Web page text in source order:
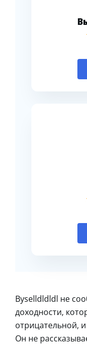
Byselldldldl не
доходности,
отрицательной,
Он не